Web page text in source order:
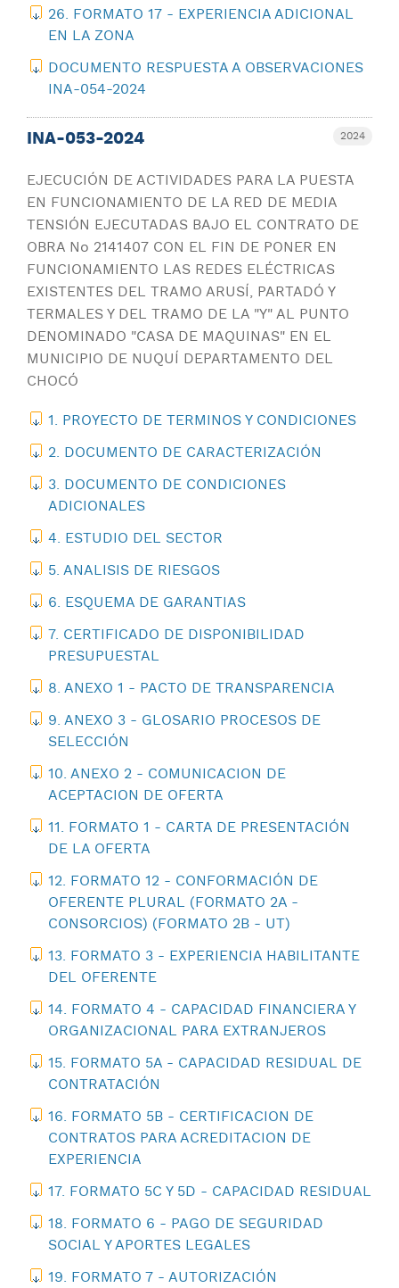
26. FORMATO 17 - EXPERIENCIA ADICIONAL
EN LA ZONA
DOCUMENTO RESPUESTA A OBSERVACIONES
INA-054-2024
2024
INA-053-2024
EJECUCIÓN DE ACTIVIDADES PARA LA PUESTA
EN FUNCIONAMIENTO DE LA RED DE MEDIA
TENSIÓN EJECUTADAS BAJO EL CONTRATO DE
OBRA No 2141407 CON EL FIN DE PONER EN
FUNCIONAMIENTO LAS REDES ELÉCTRICAS
EXISTENTES DEL TRAMO ARUSÍ, PARTADÓ Y
TERMALES Y DEL TRAMO DE LA "Y" AL PUNTO
DENOMINADO "CASA DE MAQUINAS" EN EL
MUNICIPIO DE NUQUÍ DEPARTAMENTO DEL
CHOCÓ
1. PROYECTO DE TERMINOS Y CONDICIONES
2. DOCUMENTO DE CARACTERIZACIÓN
3. DOCUMENTO DE CONDICIONES
ADICIONALES
4. ESTUDIO DEL SECTOR
5. ANALISIS DE RIESGOS
6. ESQUEMA DE GARANTIAS
7. CERTIFICADO DE DISPONIBILIDAD
PRESUPUESTAL
8. ANEXO 1 - PACTO DE TRANSPARENCIA
9. ANEXO 3 - GLOSARIO PROCESOS DE
SELECCIÓN
10. ANEXO 2 - COMUNICACION DE
ACEPTACION DE OFERTA
11. FORMATO 1 - CARTA DE PRESENTACIÓN
DE LA OFERTA
12. FORMATO 12 - CONFORMACIÓN DE
OFERENTE PLURAL (FORMATO 2A -
CONSORCIOS) (FORMATO 2B - UT)
13. FORMATO 3 - EXPERIENCIA HABILITANTE
DEL OFERENTE
14. FORMATO 4 - CAPACIDAD FINANCIERA Y
ORGANIZACIONAL PARA EXTRANJEROS
15. FORMATO 5A - CAPACIDAD RESIDUAL DE
CONTRATACIÓN
16. FORMATO 5B - CERTIFICACION DE
CONTRATOS PARA ACREDITACION DE
EXPERIENCIA
17. FORMATO 5C Y 5D - CAPACIDAD RESIDUAL
18. FORMATO 6 - PAGO DE SEGURIDAD
SOCIAL Y APORTES LEGALES
19. FORMATO 7 - AUTORIZACIÓN